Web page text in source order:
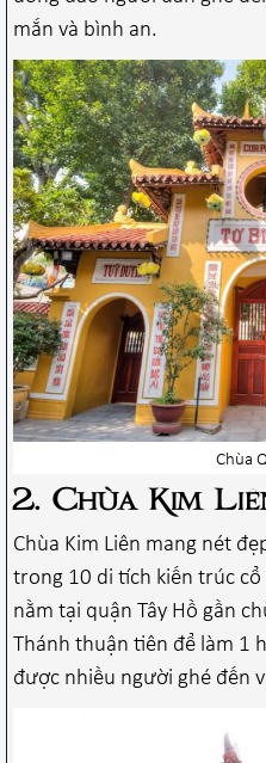
mắn và bình an.
Chùa
2. Chùa Kim
Chùa Kim Liên mang nét
trong 10 di tích kiến trúc
nằm tại quận Tây Hồ gần
Thánh thuận tiên để làm 1
được nhiều người ghé đến